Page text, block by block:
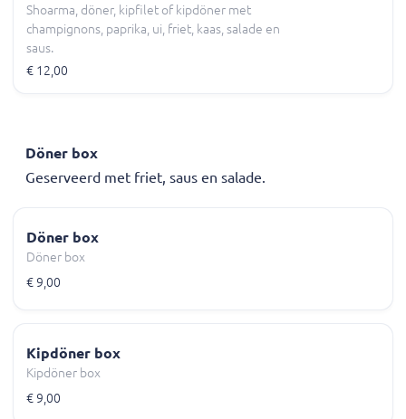
Shoarma, döner, kipfilet of kipdöner met
champignons, paprika, ui, friet, kaas, salade en
saus.
€ 12,00
Döner box
Geserveerd met friet, saus en salade.
Döner box
Döner box
€ 9,00
Kipdöner box
Kipdöner box
€ 9,00